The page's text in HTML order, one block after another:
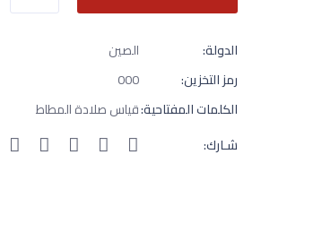
الدولة:
الصين
رمز التخزين:
000
الكلمات المفتاحية:قياس صلادة المطاط
شـارك: